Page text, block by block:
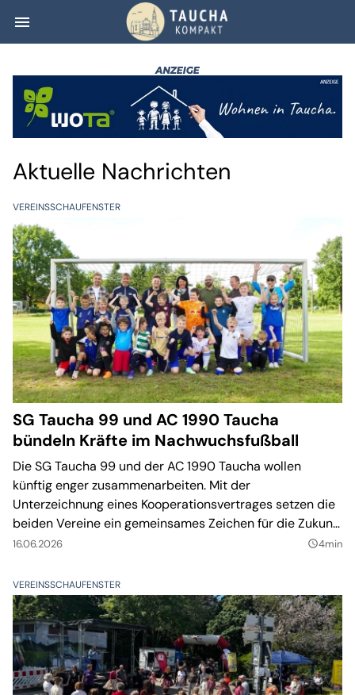
menu Taucha kompakt
Aktuelle Nachrichten
VEREINSSCHAUFENSTER
SG Taucha 99 und AC 1990 Taucha
bündeln Kräfte im Nachwuchsfußball
Die SG Taucha 99 und der AC 1990 Taucha wollen
künftig enger zusammenarbeiten. Mit der
Unterzeichnung eines Kooperationsvertrages setzen die
beiden Vereine ein gemeinsames Zeichen für die Zukunft
des Kinder- und Jugendfußballs in Taucha.
16.06.2026 query_builder4min
VEREINSSCHAUFENSTER